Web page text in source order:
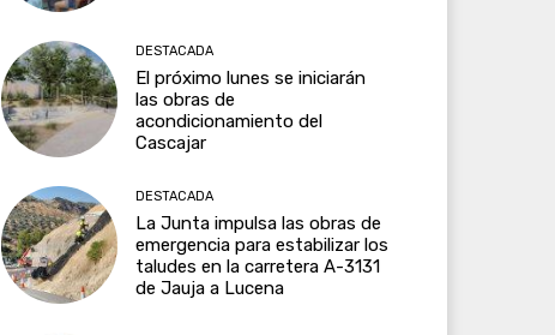
DESTACADA
El próximo lunes se iniciarán
las obras de
acondicionamiento del
Cascajar
DESTACADA
La Junta impulsa las obras de
emergencia para estabilizar los
taludes en la carretera A-3131
de Jauja a Lucena